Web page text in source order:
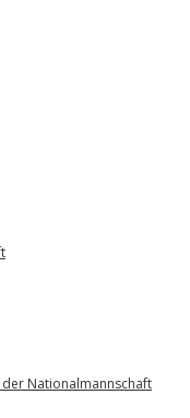
Nationalmannschaft